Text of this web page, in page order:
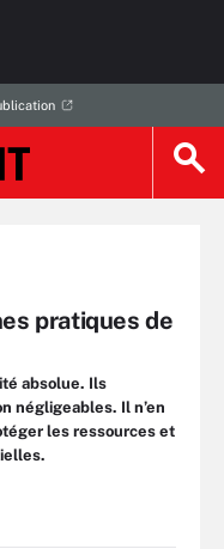
pratiques de
absolue. Ils
négligeables. Il n’en
les ressources et